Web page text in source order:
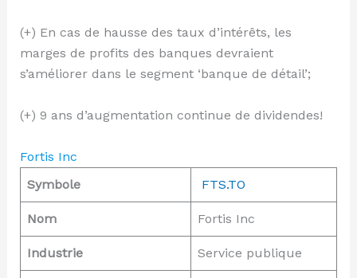
(+) En cas de hausse des taux d’intérêts, les
marges de profits des banques devraient
s’améliorer dans le segment ‘banque de détail’;
(+) 9 ans d’augmentation continue de dividendes!
Fortis Inc
Symbole
FTS.TO
Nom Fortis Inc
Industrie Service publique